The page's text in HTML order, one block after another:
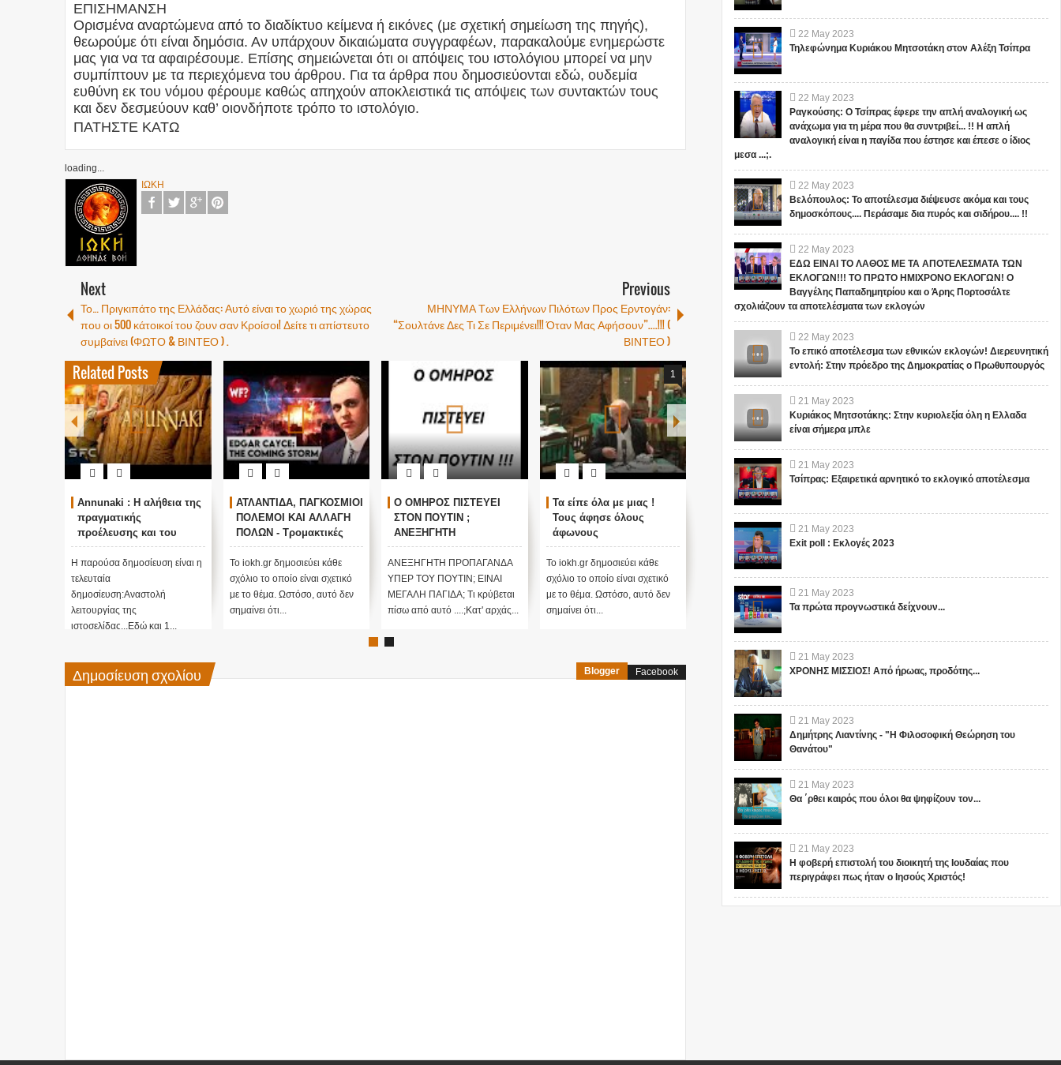
ΕΠΙΣΗΜΑΝΣΗ
Ορισμένα αναρτώμενα από το διαδίκτυο κείμενα ή εικόνες (με σχετική σημείωση της πηγής),
θεωρούμε ότι είναι δημόσια. Αν υπάρχουν δικαιώματα συγγραφέων, παρακαλούμε ενημερώστε
μας για να τα αφαιρέσουμε. Επίσης σημειώνεται ότι οι απόψεις του ιστολόγιου μπορεί να μην
συμπίπτουν με τα περιεχόμενα του άρθρου. Για τα άρθρα που δημοσιεύονται εδώ, ουδεμία
ευθύνη εκ του νόμου φέρουμε καθώς απηχούν αποκλειστικά τις απόψεις των συντακτών τους
και δεν δεσμεύουν καθ’ οιονδήποτε τρόπο το ιστολόγιο.
ΠΑΤΗΣΤΕ ΚΑΤΩ
loading...
ΙΩΚΗ
Next
Το… Πριγκιπάτο της Ελλάδας: Αυτό είναι το χωριό της χώρας
που οι 500 κάτοικοί του ζουν σαν Κροίσοι! Δείτε τι απίστευτο
συμβαίνει (ΦΩΤΟ & ΒΙΝΤΕΟ ) .
Previous
ΜΗΝΥΜΑ Των Ελλήνων Πιλότων Προς Ερντογάν:
“Σουλτάνε Δες Τι Σε Περιμένει!!! Όταν Μας Αφήσουν”....!!! (
ΒΙΝΤΕΟ )
Related Posts
Annunaki : Η αλήθεια της
πραγματικής
προέλευσης και του
σκοπού τους και
αναστολή λειτουργίας
μας ....
Η παρούσα δημοσίευση είναι η
τελευταία
δημοσίευση:Αναστολή
λειτουργίας της
ιστοσελίδας...Εδώ και 1...
ΑΤΛΑΝΤΙΔΑ, ΠΑΓΚΟΣΜΙΟΙ
ΠΟΛΕΜΟΙ ΚΑΙ ΑΛΛΑΓΗ
ΠΟΛΩΝ - Τρομακτικές
προβλέψεις του Edgar
Cayce (Video)
Το iokh.gr δημοσιεύει κάθε
σχόλιο το οποίο είναι σχετικό
με το θέμα. Ωστόσο, αυτό δεν
σημαίνει ότι...
Ο ΟΜΗΡΟΣ ΠΙΣΤΕΥΕΙ
ΣΤΟΝ ΠΟΥΤΙΝ ;
ΑΝΕΞΗΓΗΤΗ
ΠΡΟΠΑΓΑΝΔΑ ΥΠΕΡ ΤΟΥ
ΠΟΥΤΙΝ;
ΑΝΕΞΗΓΗΤΗ ΠΡΟΠΑΓΑΝΔΑ
ΥΠΕΡ ΤΟΥ ΠΟΥΤΙΝ; ΕΙΝΑΙ
ΜΕΓΑΛΗ ΠΑΓΙΔΑ; Τι κρύβεται
πίσω από αυτό ....;Κατ' αρχάς...
1
Τα είπε όλα με μιας !
Τους άφησε όλους
άφωνους
Το iokh.gr δημοσιεύει κάθε
σχόλιο το οποίο είναι σχετικό
με το θέμα. Ωστόσο, αυτό δεν
σημαίνει ότι...
"ΣΧΕΔΙΟ ΛΕΩΝΙΔΑΣ": ΤΙ
ΕΤΟΙΜΑΖΟΥΝ ΓΙΑ ΤΗΝ
ΠΑΤΡΙΔΑ ΜΑΣ... ; ΔΕΝ ΤΑ
ΕΙΠΕ ΤΥΧΑΙΑ ΣΤΙΣ
13/11/2015...
Το iokh.gr δημοσιεύει κάθε
σχόλιο το οποίο είναι σχετικό
με το θέμα. Ωστόσο, αυτό δεν
σημαίνει ότι...
Έλληνες και η Άγνωστη
σχόλιο το οποίο είναι σχετικό
σημαίνει ότι...
Δημοσίευση σχολίου Blogger Facebook
22 May 2023
Τηλεφώνημα Κυριάκου Μητσοτάκη στον Αλέξη Τσίπρα
22 May 2023
Ραγκούσης: Ο Τσίπρας έφερε την απλή αναλογική ως
ανάχωμα για τη μέρα που θα συντριβεί... !! Η απλή
αναλογική είναι η παγίδα που έστησε και έπεσε ο ίδιος
μεσα ...;.
22 May 2023
Βελόπουλος: Το αποτέλεσμα διέψευσε ακόμα και τους
δημοσκόπους.... Περάσαμε δια πυρός και σιδήρου.... !!
22 May 2023
ΕΔΩ ΕΙΝΑΙ ΤΟ ΛΑΘΟΣ ΜΕ ΤΑ ΑΠΟΤΕΛΕΣΜΑΤΑ ΤΩΝ
ΕΚΛΟΓΩΝ!!! ΤΟ ΠΡΩΤΟ ΗΜΙΧΡΟΝΟ ΕΚΛΟΓΩΝ! Ο
Βαγγέλης Παπαδημητρίου και ο Άρης Πορτοσάλτε
σχολιάζουν τα αποτελέσματα των εκλογών
22 May 2023
Το επικό αποτέλεσμα των εθνικών εκλογών! Διερευνητική
εντολή: Στην πρόεδρο της Δημοκρατίας ο Πρωθυπουργός
21 May 2023
Κυριάκος Μητσοτάκης: Στην κυριολεξία όλη η Ελλαδα
είναι σήμερα μπλε
21 May 2023
Τσίπρας: Εξαιρετικά αρνητικό το εκλογικό αποτέλεσμα
21 May 2023
Exit poll : Εκλογές 2023
21 May 2023
Τα πρώτα προγνωστικά δείχνουν...
21 May 2023
ΧΡΟΝΗΣ ΜΙΣΣΙΟΣ! Από ήρωας, προδότης...
21 May 2023
Δημήτρης Λιαντίνης - "Η Φιλοσοφική Θεώρηση του
Θανάτου"
21 May 2023
Θα ΄ρθει καιρός που όλοι θα ψηφίζουν τον...
21 May 2023
Η φοβερή επιστολή του διοικητή της Ιουδαίας που
περιγράφει πως ήταν ο Ιησούς Χριστός!